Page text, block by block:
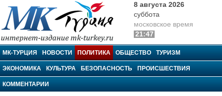
МК-Турция
8 августа 2026
суббота
московское время
21:47
МК-ТУРЦИЯ НОВОСТИ ПОЛИТИКА ОБЩЕСТВО ТУРИЗМ
ЭКОНОМИКА КУЛЬТУРА БЕЗОПАСНОСТЬ ПРОИСШЕСТВИЯ
КОММЕНТАРИИ